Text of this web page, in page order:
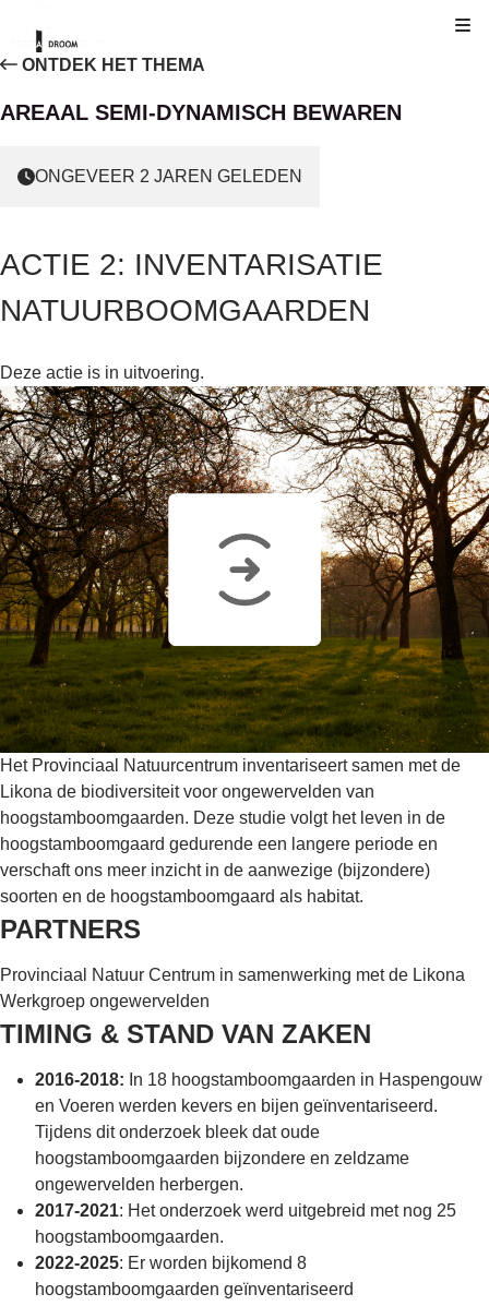
ONTDEK HET THEMA
AREAAL SEMI-DYNAMISCH BEWAREN
ONGEVEER 2 JAREN GELEDEN
ACTIE 2: INVENTARISATIE
NATUURBOOMGAARDEN
Deze actie is in uitvoering.
Het Provinciaal Natuurcentrum inventariseert samen met de
Likona de biodiversiteit voor ongewervelden van
hoogstamboomgaarden. Deze studie volgt het leven in de
hoogstamboomgaard gedurende een langere periode en
verschaft ons meer inzicht in de aanwezige (bijzondere)
soorten en de hoogstamboomgaard als habitat.
PARTNERS
Provinciaal Natuur Centrum in samenwerking met de Likona
Werkgroep ongewervelden
TIMING & STAND VAN ZAKEN
2016-2018: In 18 hoogstamboomgaarden in Haspengouw
en Voeren werden kevers en bijen geïnventariseerd.
Tijdens dit onderzoek bleek dat oude
hoogstamboomgaarden bijzondere en zeldzame
ongewervelden herbergen.
2017-2021: Het onderzoek werd uitgebreid met nog 25
hoogstamboomgaarden.
2022-2025: Er worden bijkomend 8
hoogstamboomgaarden geïnventariseerd